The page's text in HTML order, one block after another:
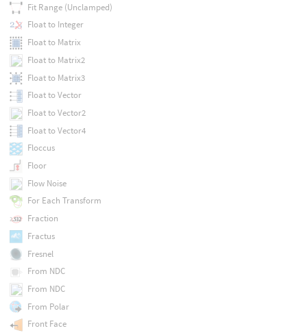
Fit Range (Unclamped)
Float to Integer
Float to Matrix
Float to Matrix2
Float to Matrix3
Float to Vector
Float to Vector2
Float to Vector4
Floccus
Floor
Flow Noise
For Each Transform
Fraction
Fractus
Fresnel
From NDC
From NDC
From Polar
Front Face